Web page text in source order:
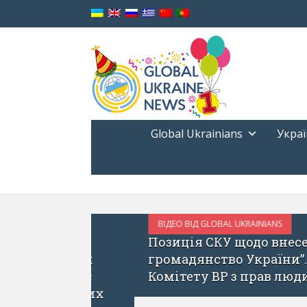
Global Ukrainians
ВІДЕО ВІД GLOBAL UKRAINIANS
КВІТЕНЬ 8, 2017
Позиція СКУ щодо внесення
громадянство України”.
Комітету ВР з прав людини,